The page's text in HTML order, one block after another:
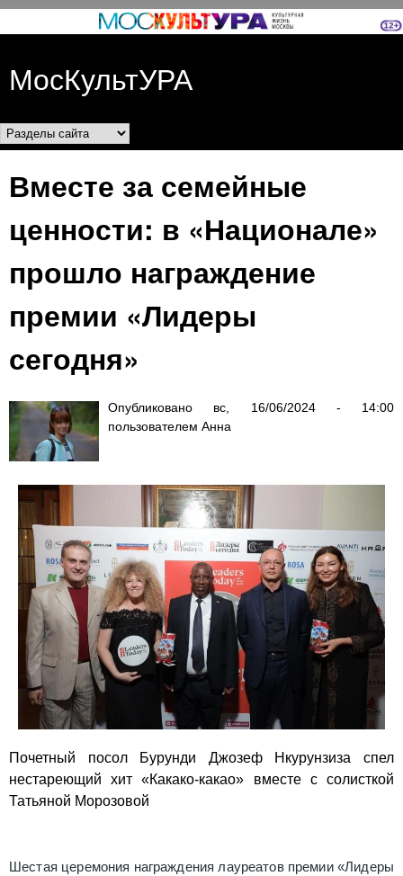
Перейти к основному
МосКультУРА
Разделы сайта
Вместе за семейные
ценности: в «Национале»
прошло награждение
премии «Лидеры
сегодня»
Опубликовано вс, 16/06/2024 - 14:00
пользователем Анна
Почетный посол Бурунди Джозеф Нкурунзиза спел
нестареющий хит «Какако-какао» вместе с солисткой
Татьяной Морозовой
Шестая церемония награждения лауреатов премии «Лидеры